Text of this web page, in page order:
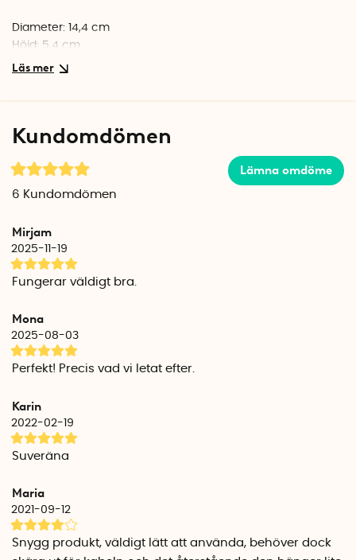
Diameter: 14,4 cm
Höjd: 5,4 cm
Kundomdömen
Lämna omdöme
6 Kundomdömen
Mirjam
2025-11-19
Fungerar väldigt bra.
Mona
2025-08-03
Perfekt! Precis vad vi letat efter.
Karin
2022-02-19
Suveräna
Maria
2021-09-12
Snygg produkt, väldigt lätt att använda, behöver dock